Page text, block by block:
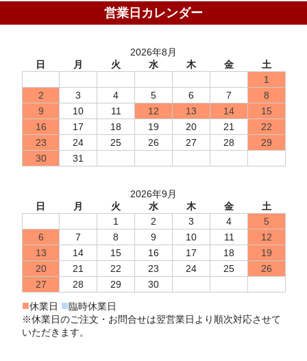
営業日カレンダー
2026年8月
日
月 火 水 木 金
土
1
2
3 4 5 6 7
8
9
10 11 12 13 14
15
16
17 18 19 20 21
22
23
24 25 26 27 28
29
30
31
2026年9月
日
月 火 水 木 金
土
1
2 3 4
5
6
7 8 9 10 11
12
13
14 15 16 17 18
19
20
21 22 23 24 25
26
27
28 29 30
■休業日 ■臨時休業日
※休業日のご注文・お問合せは翌営業日より順次対応させて
いただきます。